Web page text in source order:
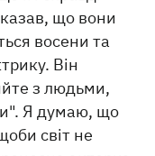
що вони
восени та
Він
з людьми,
Я думаю, що
світ не